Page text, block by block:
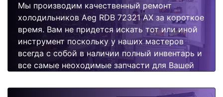
Мы производим качественный ремонт
холодильников Aeg RDB 72321 AX за короткое
время. Вам не придется искать тот или иной
инструмент поскольку у наших мастеров
всегда с собой в наличии полный инвентарь и
все самые неоходимые запчасти для Вашей
качественно и недорого.